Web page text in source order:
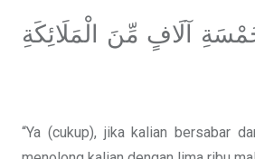
آلَافٍ مِّنَ الْمَلَائِكَةِ
“Ya (cukup), jika kalian bersabar